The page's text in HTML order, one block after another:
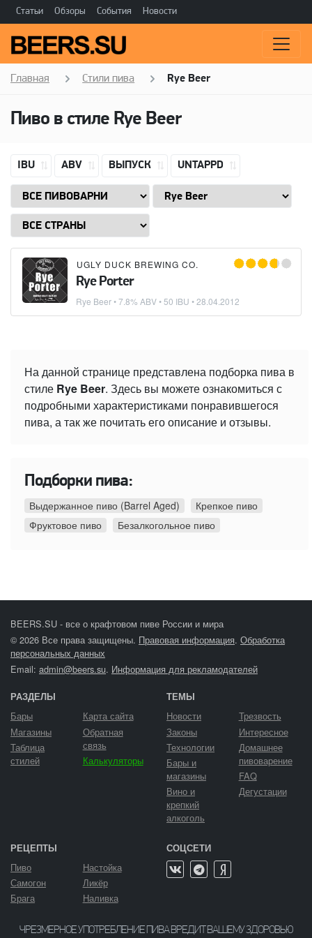
Статьи Обзоры События Новости
Главная Стили пива Rye Beer
Пиво в стиле Rye Beer
IBU ABV ВЫПУСК UNTAPPD
UGLY DUCK BREWING CO.
Rye Porter
Rye Beer• 7.8% ABV • 50 IBU •28.04.2012
На данной странице представлена подборка пива в
стиле Rye Beer. Здесь вы можете ознакомиться с
подробными характеристиками понравившегося
пива, а так же почитать его описание и отзывы.
Подборки пива:
Выдержанное пиво (Barrel Aged)
Крепкое пиво
Фруктовое пиво
Безалкогольное пиво
BEERS.SU - все о крафтовом пиве России и мира
© 2026 Все права защищены. Правовая информация. Обработка
персональных данных
Email: admin@beers.su. Информация для рекламодателей
РАЗДЕЛЫ
Бары
Магазины
Таблица
стилей
Карта сайта
Обратная
связь
Калькуляторы
ТЕМЫ
Новости
Законы
Технологии
Бары и
магазины
Вино и
крепкий
алкоголь
Трезвость
Интересное
Домашнее
пивоварение
FAQ
Дегустации
РЕЦЕПТЫ
Пиво
Самогон
Брага
Настойка
Ликёр
Наливка
СОЦСЕТИ
ЧРЕЗМЕРНОЕ УПОТРЕБЛЕНИЕ ПИВА ВРЕДИТ ВАШЕМУ ЗДОРОВЬЮ